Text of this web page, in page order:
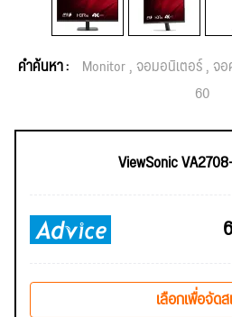
คำค้นหา : Monitor จอมอนิเตอร์ จ
60
ViewSonic
เลือกเพื่อจัด